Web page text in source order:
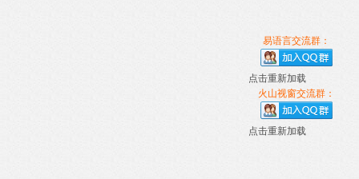
易语言交流群：
点击重新加载
火山视窗交流群：
点击重新加载